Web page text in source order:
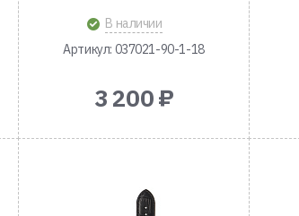
В наличии
Артикул: 037021-90-1-18
3 200 ₽